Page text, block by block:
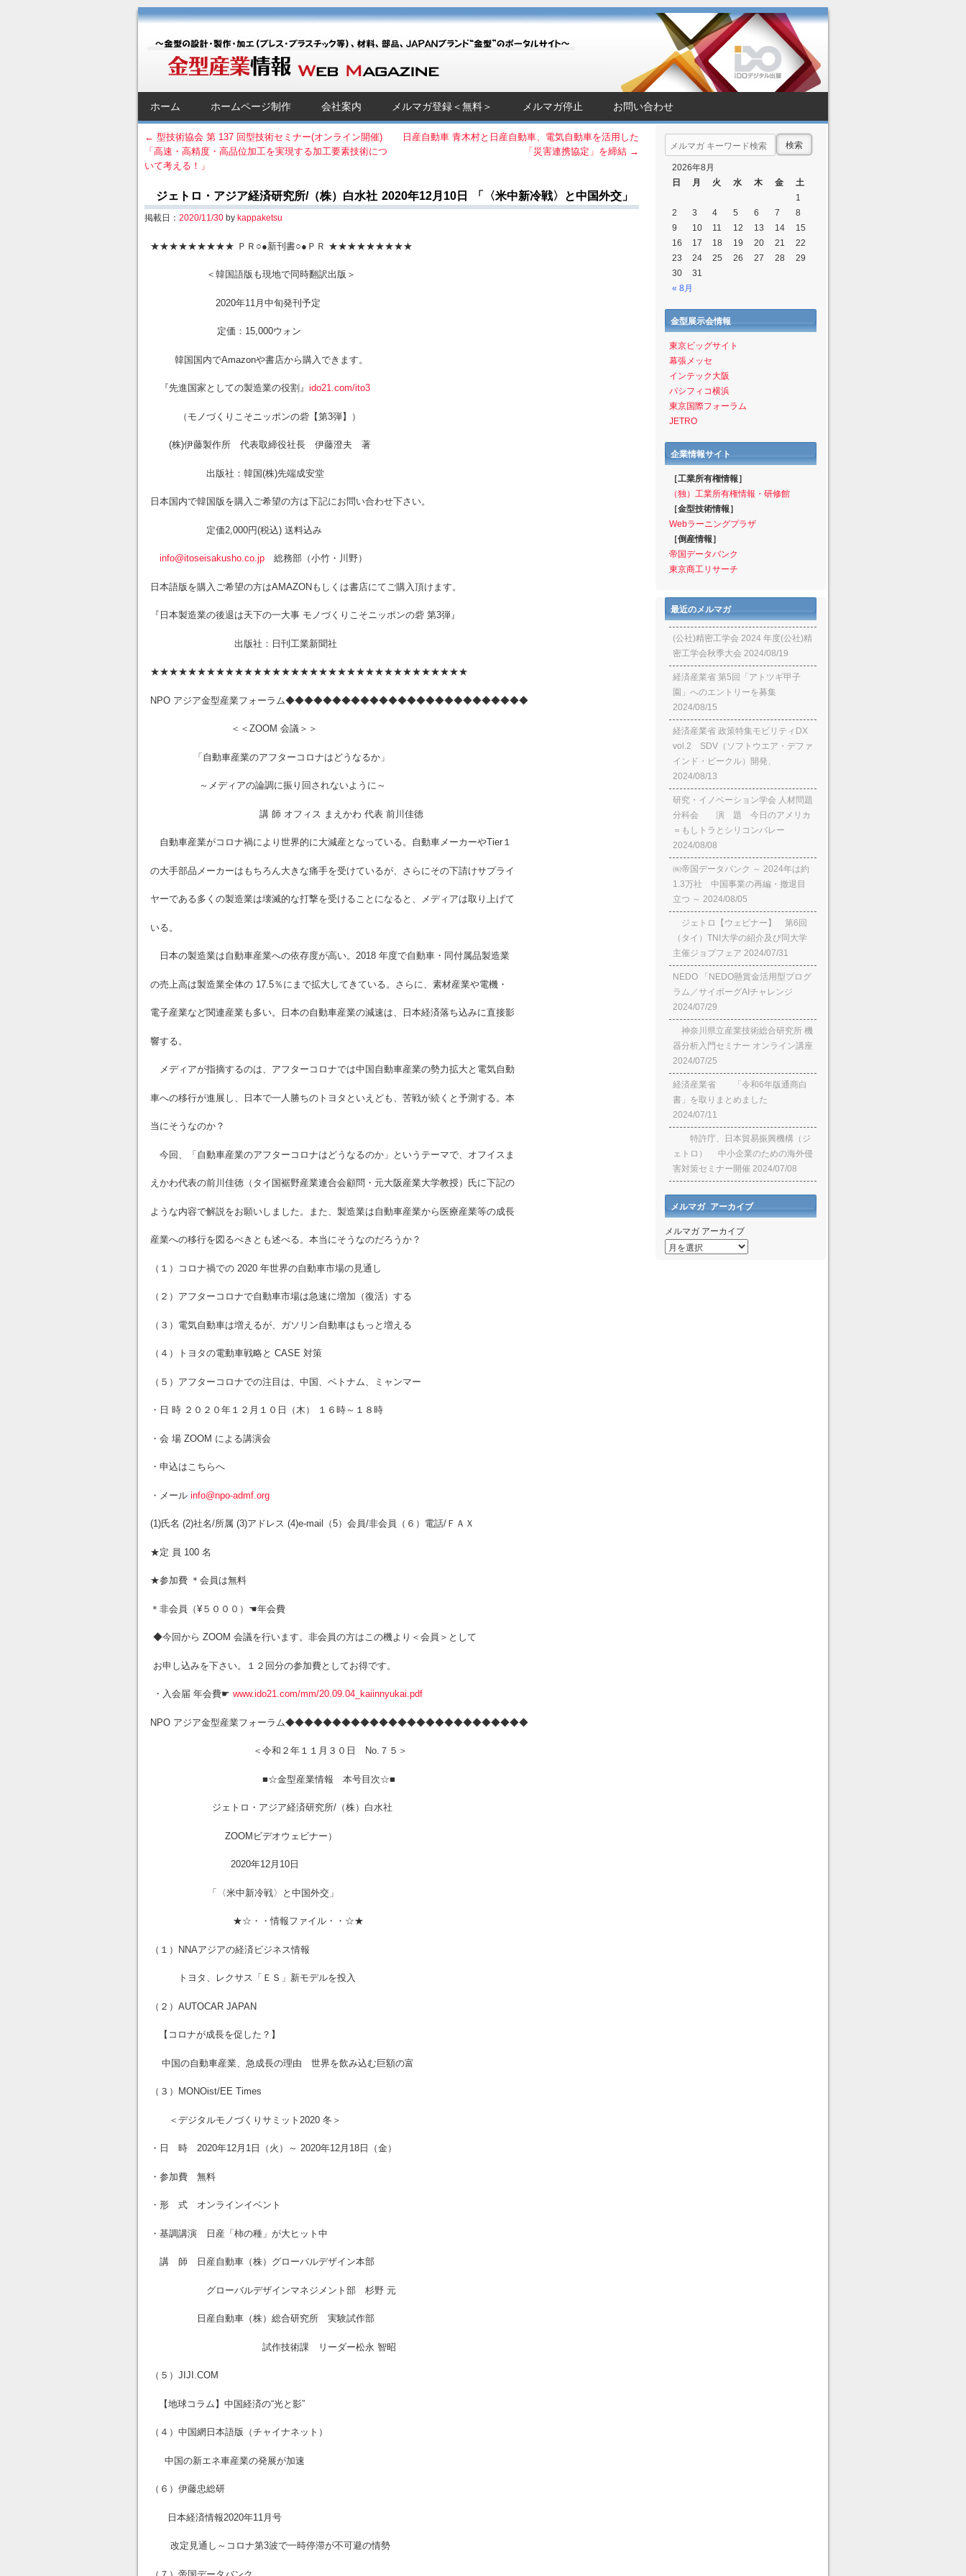
金型産業情報 [Web Magazine]
Menu
SKIP TO CONTENT
ホーム ホームページ制作 会社案内 メルマガ登録＜無料＞ メルマガ停止 お問い合わせ
Post navigation
← 型技術協会 第 137 回型技術セミナー(オンライン開催)
「高速・高精度・高品位加工を実現する加工要素技術につ
いて考える！」
日産自動車 青木村と日産自動車、電気自動車を活用した
「災害連携協定」を締結 →
ジェトロ・アジア経済研究所/（株）白水社 2020年12月10日 「〈米中新冷戦〉と中国外交」
掲載日：2020/11/30 by kappaketsu
★★★★★★★★★ ＰＲ○●新刊書○●ＰＲ ★★★★★★★★★
＜韓国語版も現地で同時翻訳出版＞
2020年11月中旬発刊予定
定価：15,000ウォン
韓国国内でAmazonや書店から購入できます。
『先進国家としての製造業の役割』 ido21.com/ito3
（モノづくりこそニッポンの砦【第3弾】）
(株)伊藤製作所 代表取締役社長 伊藤澄夫 著
出版社：韓国(株)先端成安堂
日本国内で韓国版を購入ご希望の方は下記にお問い合わせ下さい。
定価2,000円(税込) 送料込み
info@itoseisakusho.co.jp総務部（小竹・川野）
日本語版を購入ご希望の方はAMAZONもしくは書店にてご購入頂けます。
『日本製造業の後退は天下の一大事 モノづくりこそニッポンの砦 第3弾』
出版社：日刊工業新聞社
★★★★★★★★★★★★★★★★★★★★★★★★★★★★★★★★★★
NPO アジア金型産業フォーラム◆◆◆◆◆◆◆◆◆◆◆◆◆◆◆◆◆◆◆◆◆◆◆◆◆◆
＜＜ZOOM 会議＞＞
「自動車産業のアフターコロナはどうなるか」
～メディアの論調に振り回されないように～
講 師 オフィス まえかわ 代表 前川佳徳
自動車産業がコロナ禍により世界的に大減産となっている。自動車メーカーやTier１
の大手部品メーカーはもちろん大きな痛手を受けているが、さらにその下請けサプライ
ヤーである多くの製造業は壊滅的な打撃を受けることになると、メディアは取り上げて
いる。
日本の製造業は自動車産業への依存度が高い。2018 年度で自動車・同付属品製造業
の売上高は製造業全体の 17.5％にまで拡大してきている。さらに、素材産業や電機・
電子産業など関連産業も多い。日本の自動車産業の減速は、日本経済落ち込みに直接影
響する。
メディアが指摘するのは、アフターコロナでは中国自動車産業の勢力拡大と電気自動
車への移行が進展し、日本で一人勝ちのトヨタといえども、苦戦が続くと予測する。本
当にそうなのか？
今回、「自動車産業のアフターコロナはどうなるのか」というテーマで、オフイスま
えかわ代表の前川佳徳（タイ国裾野産業連合会顧問・元大阪産業大学教授）氏に下記の
ような内容で解説をお願いしました。また、製造業は自動車産業から医療産業等の成長
産業への移行を図るべきとも述べる。本当にそうなのだろうか？
（１）コロナ禍での 2020 年世界の自動車市場の見通し
（２）アフターコロナで自動車市場は急速に増加（復活）する
（３）電気自動車は増えるが、ガソリン自動車はもっと増える
（４）トヨタの電動車戦略と CASE 対策
（５）アフターコロナでの注目は、中国、ベトナム、ミャンマー
・日 時 ２０２０年１２月１０日（木） １６時～１８時
・会 場 ZOOM による講演会
・申込はこちらへ
・メール info@npo-admf.org
(1)氏名 (2)社名/所属 (3)アドレス (4)e-mail（5）会員/非会員（６）電話/ＦＡＸ
★定 員 100 名
★参加費 ＊会員は無料
＊非会員（¥５０００）☚年会費
◆今回から ZOOM 会議を行います。非会員の方はこの機より＜会員＞として
お申し込みを下さい。１２回分の参加費としてお得です。
・入会届 年会費☛ www.ido21.com/mm/20.09.04_kaiinnyukai.pdf
NPO アジア金型産業フォーラム◆◆◆◆◆◆◆◆◆◆◆◆◆◆◆◆◆◆◆◆◆◆◆◆◆◆
＜令和２年１１月３０日 No.７５＞
■☆金型産業情報 本号目次☆■
ジェトロ・アジア経済研究所/（株）白水社
ZOOMビデオウェビナー）
2020年12月10日
「〈米中新冷戦〉と中国外交」
★☆・・情報ファイル・・☆★
（１）NNAアジアの経済ビジネス情報
トヨタ、レクサス「ＥＳ」新モデルを投入
（２）AUTOCAR JAPAN
【コロナが成長を促した？】
中国の自動車産業、急成長の理由 世界を飲み込む巨額の富
（３）MONOist/EE Times
＜デジタルモノづくりサミット2020 冬＞
・日 時 2020年12月1日（火）～ 2020年12月18日（金）
・参加費 無料
・形 式 オンラインイベント
・基調講演 日産「柿の種」が大ヒット中
講 師 日産自動車（株）グローバルデザイン本部
グローバルデザインマネジメント部 杉野 元
日産自動車（株）総合研究所 実験試作部
試作技術課 リーダー松永 智昭
（５）JIJI.COM
【地球コラム】中国経済の“光と影”
（４）中国網日本語版（チャイナネット）
中国の新エネ車産業の発展が加速
（６）伊藤忠総研
日本経済情報2020年11月号
改定見通し～コロナ第3波で一時停滞が不可避の情勢
2026年8月
日
月 火 水 木 金 土
« 8月
1
2
3 4 5 6 7
8
9
10 11 12 13 14
15
16
17 18 19 20 21
22
23
24 25 26 27 28
29
30
31
金型展示会情報
東京ビッグサイト
幕張メッセ
インテック大阪
パシフィコ横浜
東京国際フォーラム
JETRO
企業情報サイト
［工業所有権情報］
（独）工業所有権情報・研修館
［金型技術情報］
Webラーニングプラザ
［倒産情報］
帝国データバンク
東京商工リサーチ
最近のメルマガ
(公社)精密工学会 2024 年度(公社)精
密工学会秋季大会 2024/08/19
経済産業省 第5回「アトツギ甲子
園」へのエントリーを募集
2024/08/15
経済産業省 政策特集モビリティDX
vol.2 SDV（ソフトウエア・デファ
インド・ビークル）開発、
2024/08/13
研究・イノベーション学会 人材問題
分科会 演 題 今日のアメリカ
＝もしトラとシリコンバレー
2024/08/08
㈱帝国データバンク ～ 2024年は約
1.3万社 中国事業の再編・撤退目
立つ ～ 2024/08/05
ジェトロ【ウェビナー】 第6回
（タイ）TNI大学の紹介及び同大学
主催ジョブフェア 2024/07/31
NEDO 「NEDO懸賞⾦活⽤型プログ
ラム／サイボーグAIチャレンジ
2024/07/29
神奈川県立産業技術総合研究所 機
器分析入門セミナー オンライン講座
2024/07/25
経済産業省 「令和6年版通商白
書」を取りまとめました
2024/07/11
特許庁、日本貿易振興機構（ジ
ェトロ） 中小企業のための海外侵
害対策セミナー開催 2024/07/08
メルマガ アーカイブ
メルマガ アーカイブ